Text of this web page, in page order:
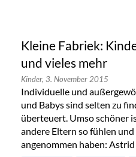
Kleine Fabriek:
und vieles mehr
Kinder, 3. November 2015
Individuelle und
und Babys sind selten zu
überteuert. Umso schöner
andere Eltern so fühlen und
angenommen haben: